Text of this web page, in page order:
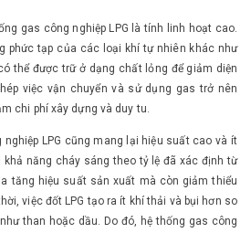
gas công nghiệp LPG là tính linh hoạt cao.
phức tạp của các loại khí tự nhiên khác như
thể được trữ ở dạng chất lỏng để giảm diện
việc vận chuyển và sử dụng gas trở nên
chi phí xây dựng và duy tu.
LPG cũng mang lại hiệu suất cao và ít
khả năng cháy sáng theo tỷ lệ đã xác định từ
tăng hiệu suất sản xuất mà còn giảm thiểu
việc đốt LPG tạo ra ít khí thải và bụi hơn so
than hoặc dầu. Do đó, hệ thống gas công